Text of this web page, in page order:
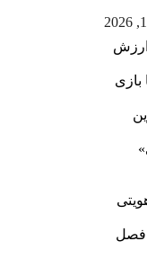
ارزش
بازی
فصل